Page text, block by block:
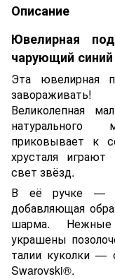
Описание
Ювелирная
чарующий
Эта ювелирная
завораживать!
Великолепная
приковывает к
хрусталя
свет звёзд.
В её ручке —
добавляющая
шарма.
украшены
талии куколки —
Swarovski®.